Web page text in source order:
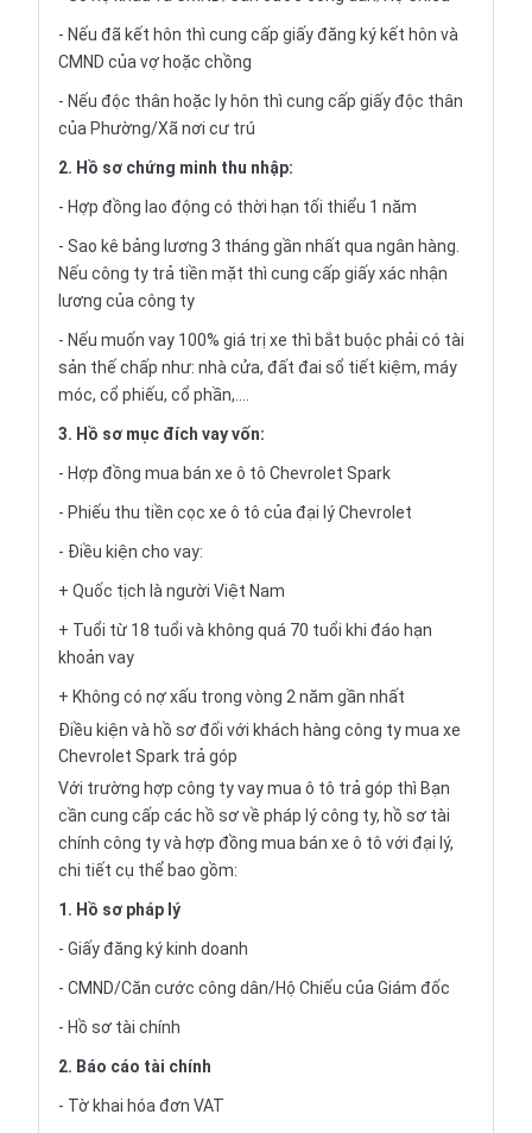
- Nếu đã kết hôn thì cung cấp giấy đăng ký kết hôn và
CMND của vợ hoặc chồng
- Nếu độc thân hoặc ly hôn thì cung cấp giấy độc thân
của Phường/Xã nơi cư trú
2. Hồ sơ chứng minh thu nhập:
- Hợp đồng lao động có thời hạn tối thiểu 1 năm
- Sao kê bảng lương 3 tháng gần nhất qua ngân hàng.
Nếu công ty trả tiền mặt thì cung cấp giấy xác nhận
lương của công ty
- Nếu muốn vay 100% giá trị xe thì bắt buộc phải có tài
sản thế chấp như: nhà cửa, đất đai sổ tiết kiệm, máy
móc, cổ phiếu, cổ phần,....
3. Hồ sơ mục đích vay vốn:
- Hợp đồng mua bán xe ô tô Chevrolet Spark
- Phiếu thu tiền cọc xe ô tô của đại lý Chevrolet
- Điều kiện cho vay:
+ Quốc tịch là người Việt Nam
+ Tuổi từ 18 tuổi và không quá 70 tuổi khi đáo hạn
khoản vay
+ Không có nợ xấu trong vòng 2 năm gần nhất
Điều kiện và hồ sơ đối với khách hàng công ty mua xe
Chevrolet Spark trả góp
Với trường hợp công ty vaymua ô tô trả góp thì Bạn
cần cung cấp các hồ sơ về pháp lý công ty, hồ sơ tài
chính công ty và hợp đồng mua bán xe ô tô với đại lý,
chi tiết cụ thể bao gồm:
1. Hồ sơ pháp lý
- Giấy đăng ký kinh doanh
- CMND/Căn cước công dân/Hộ Chiếu của Giám đốc
- Hồ sơ tài chính
2. Báo cáo tài chính
- Tờ khai hóa đơn VAT